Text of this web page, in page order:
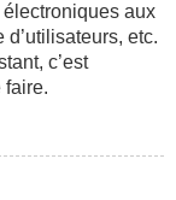
électroniques aux
etc.
c’est
faire.